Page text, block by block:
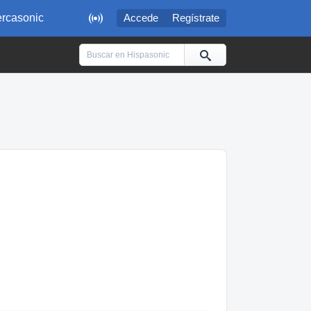
 Accede Regístrate